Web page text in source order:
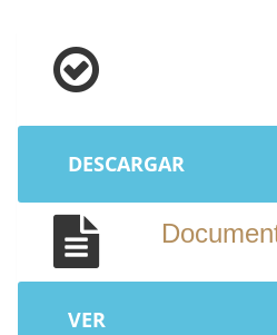
DESCARGAR
VER